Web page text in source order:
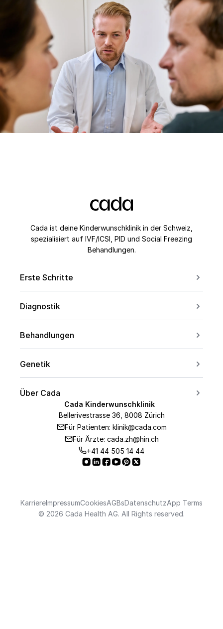
Cada ist deine Kinderwunschklinik in der Schweiz,
spezialisiert auf IVF/ICSI, PID und Social Freezing
Behandlungen.
Cada Kinderwunschklinik
Bellerivestrasse 36, 8008 Zürich
Für Patienten: klinik@cada.com
Für Ärzte: cada.zh@hin.ch
+41 44 505 14 44
Erste Schritte
Kinderwunsch ab 40
Diagnostik
Für Männer
Bei PCOS
Bei Endometriose
Behandlungen
IVF
Embryo Transfer
Hormontherapie
Genetik
Über Cada
Medizinisches Team
Für Gynäkologen
© 2026 Cada Health AG. All Rights reserved.
KarriereImpressumCookiesAGBsDatenschutzApp Terms